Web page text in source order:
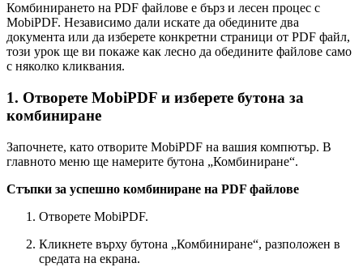
Комбинирането на PDF файлове е бърз и лесен процес с
MobiPDF. Независимо дали искате да обедините два
документа или да изберете конкретни страници от PDF файл,
този урок ще ви покаже как лесно да обедините файлове само
с няколко кликвания.
1. Отворете MobiPDF и изберете бутона за
комбиниране
Започнете, като отворите MobiPDF на вашия компютър. В
главното меню ще намерите бутона „Комбиниране“.
Стъпки за успешно комбиниране на PDF файлове
Отворете MobiPDF.
Кликнете върху бутона „Комбиниране“, разположен в
средата на екрана.